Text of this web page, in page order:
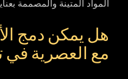
المواد المتينة والمصممة
هل يمكن دمج
مع العصرية